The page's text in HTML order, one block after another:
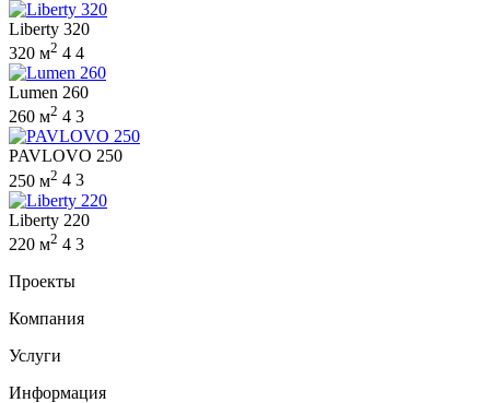
Liberty 320
320 м2 4 4
Lumen 260
260 м2 4 3
PAVLOVO 250
250 м2 4 3
Liberty 220
220 м2 4 3
Проекты
Компания
Услуги
Информация